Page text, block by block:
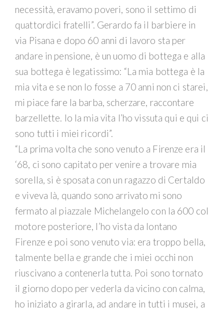
necessità, eravamo poveri, sono il settimo di
quattordici fratelli”. Gerardo fa il barbiere in
via Pisana e dopo 60 anni di lavoro sta per
andare in pensione, è un uomo di bottega e alla
sua bottega è legatissimo: “La mia bottega è la
mia vita e se non lo fosse a 70 anni non ci starei,
mi piace fare la barba, scherzare, raccontare
barzellette. Io la mia vita l’ho vissuta qui e qui ci
sono tutti i miei ricordi”.
“La prima volta che sono venuto a Firenze era il
‘68, ci sono capitato per venire a trovare mia
sorella, si è sposata con un ragazzo di Certaldo
e viveva là, quando sono arrivato mi sono
fermato al piazzale Michelangelo con la 600 col
motore posteriore, l’ho vista da lontano
Firenze e poi sono venuto via: era troppo bella,
talmente bella e grande che i miei occhi non
riuscivano a contenerla tutta. Poi sono tornato
il giorno dopo per vederla da vicino con calma,
ho iniziato a girarla, ad andare in tutti i musei, a